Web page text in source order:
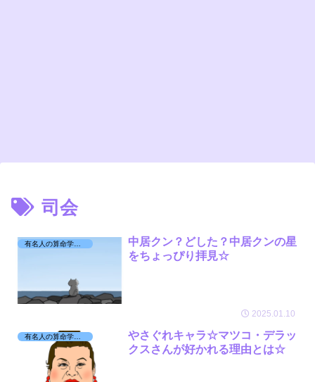
司会
有名人の算命学日記☆
中居クン？どした？中居クンの星
をちょっぴり拝見☆
2025.01.10
有名人の算命学日記☆
やさぐれキャラ☆マツコ・デラッ
クスさんが好かれる理由とは☆